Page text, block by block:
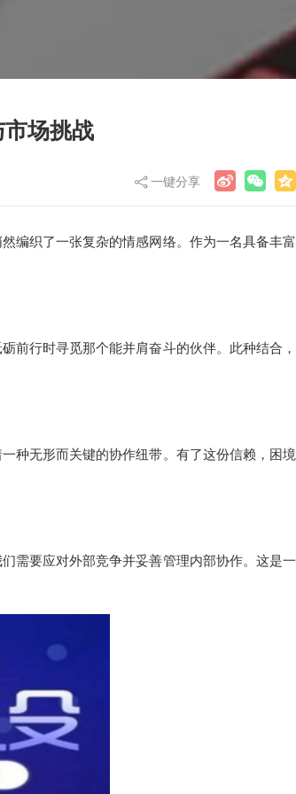
场挑战
一键分享
编织了一张复杂的情感网络。作为一名具备丰富
前行时寻觅那个能并肩奋斗的伙伴。此种结合，
种无形而关键的协作纽带。有了这份信赖，困境
需要应对外部竞争并妥善管理内部协作。这是一